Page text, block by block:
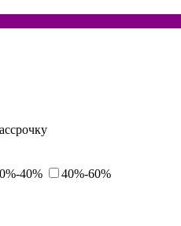
40%
40%-60%